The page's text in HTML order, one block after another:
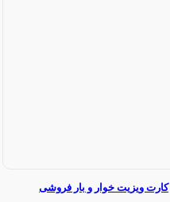
کارت ویزیت خوار و بار فروشی